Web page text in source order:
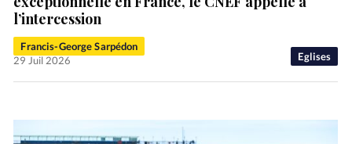
Eglises
l’intercession
Francis-George Sarpédon
29 Juil 2026